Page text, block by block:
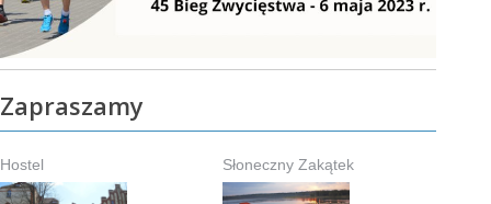
Zapraszamy
Hostel Słoneczny Zakątek